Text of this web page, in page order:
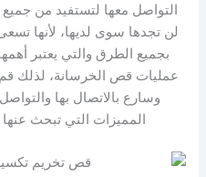
التواصل معها لتستفيد من
لن تجدها سوى لديها، لأنها
بجميع الطرق والتي يعتبر
عمليات قص الخرسانة، لذلك
وسارع بالاتصال بها
المميزات التي تبحث